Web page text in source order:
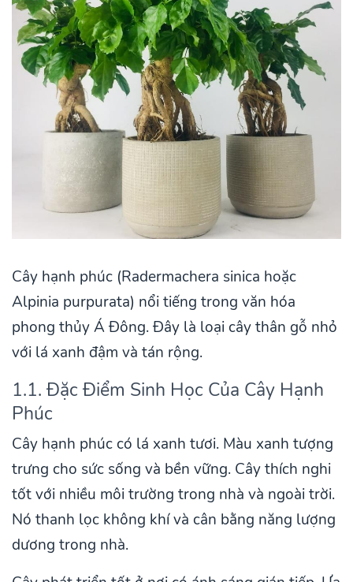
Cây hạnh phúc (Radermachera sinica hoặc
Alpinia purpurata) nổi tiếng trong văn hóa
phong thủy Á Đông. Đây là loại cây thân gỗ nhỏ
với lá xanh đậm và tán rộng.
1.1. Đặc Điểm Sinh Học Của Cây Hạnh
Phúc
Cây hạnh phúc có lá xanh tươi. Màu xanh tượng
trưng cho sức sống và bền vững. Cây thích nghi
tốt với nhiều môi trường trong nhà và ngoài trời.
Nó thanh lọc không khí và cân bằng năng lượng
dương trong nhà.